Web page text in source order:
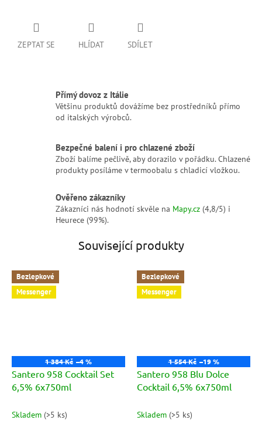
ZEPTAT SE HLÍDAT SDÍLET
Přímý dovoz z Itálie
Většinu produktů dovážíme bez prostředníků přímo
od italských výrobců.
Bezpečné balení i pro chlazené zboží
Zboží balíme pečlivě, aby dorazilo v pořádku. Chlazené
produkty posíláme v termoobalu s chladicí vložkou.
Ověřeno zákazníky
Zákazníci nás hodnotí skvěle na Mapy.cz (4,8/5) i
Heurece (99%).
Související produkty
Bezlepkové
Messenger
1 384 Kč –4 %
Santero 958 Cocktail Set
6,5% 6x750ml
Skladem (>5 ks)
Bezlepkové
Messenger
1 554 Kč –19 %
Santero 958 Blu Dolce
Cocktail 6,5% 6x750ml
Skladem (>5 ks)